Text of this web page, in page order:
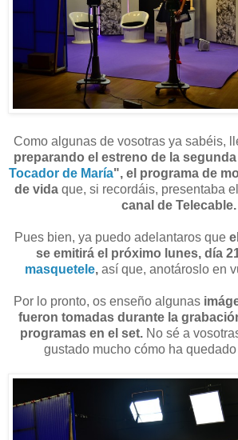
Como algunas de vosotras ya sabéis,
preparando el estreno de la
Tocador de María", el programa de
de vida que, si recordáis, presentaba
canal de Telecable.
Pues bien, ya puedo adelantaros que
se emitirá el próximo lunes, día
masquetele,así que, anotároslo en
Por lo pronto, os enseño algunas
fueron tomadas durante la
programas en el set. No sé a
gustado mucho cómo ha quedado